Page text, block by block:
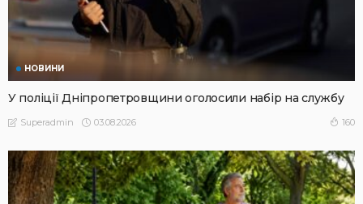
НОВИНИ
У поліції Дніпропетровщини оголосили набір на службу
Superadmin 03.08.2026 160